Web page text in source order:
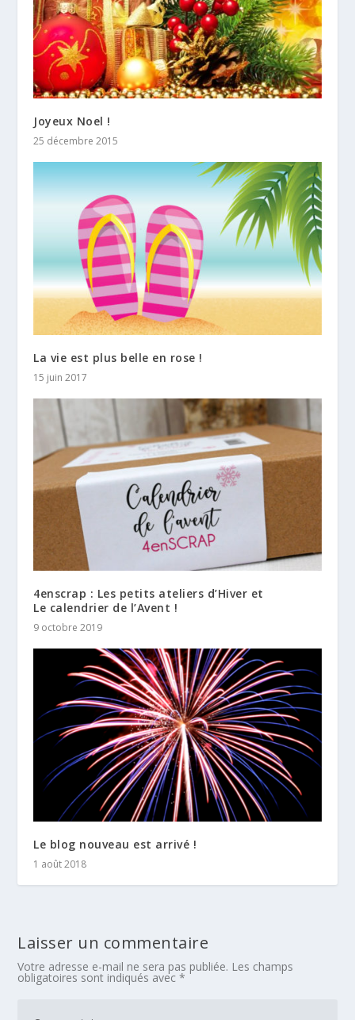
Joyeux Noel !
25 décembre 2015
La vie est plus belle en rose !
15 juin 2017
4enscrap : Les petits ateliers d’Hiver et
Le calendrier de l’Avent !
9 octobre 2019
Le blog nouveau est arrivé !
1 août 2018
Laisser un commentaire
Votre adresse e-mail ne sera pas publiée. Les champs
obligatoires sont indiqués avec*